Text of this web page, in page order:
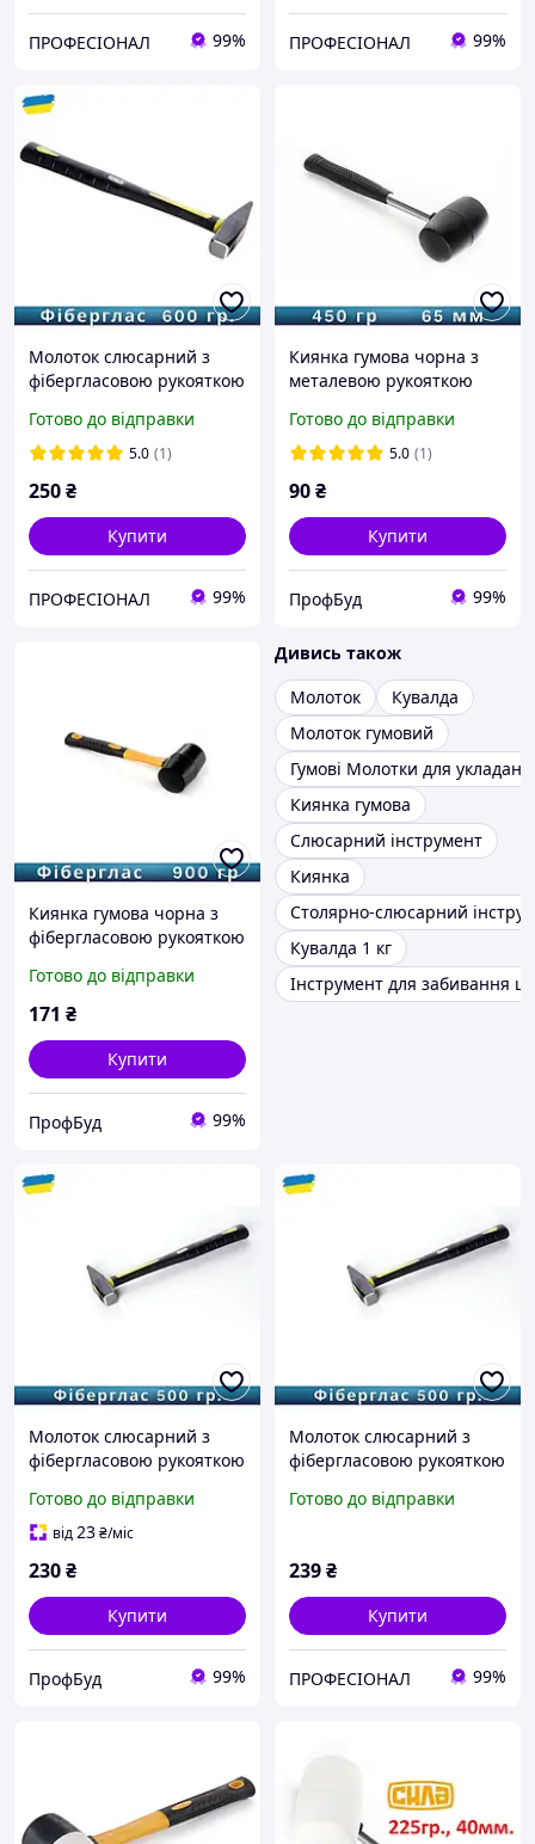
ПРОФЕСІОНАЛ 99% ПРОФЕСІОНАЛ 99%
Молоток слюсарний з
фібергласовою рукояткою
Готово до відправки
5.0 (1)
250₴
Купити
ПРОФЕСІОНАЛ 99%
Киянка гумова чорна з
металевою рукояткою
Готово до відправки
5.0 (1)
90₴
Купити
ПрофБуд 99%
Киянка гумова чорна з
фібергласовою рукояткою
Готово до відправки
171 ₴
Купити
ПрофБуд 99%
Дивись також
Молоток
Кувалда
Молоток гумовий
Гумові Молотки для
Киянка гумова
Слюсарний інструмент
Киянка
Столярно-слюсарний
Кувалда 1 кг
Інструмент для забивання
Молоток слюсарний з
фібергласовою рукояткою
Готово до відправки
від23₴/міс
230₴
Купити
ПрофБуд 99%
Молоток слюсарний з
фібергласовою рукояткою
Готово до відправки
239₴
Купити
ПРОФЕСІОНАЛ 99%